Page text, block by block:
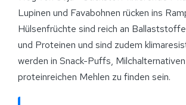
Lupinen und Favabohnen rücken ins
Hülsenfrüchte sind reich an
und Proteinen und sind zudem
werden in Snack-Puffs,
proteinreichen Mehlen zu finden sein.